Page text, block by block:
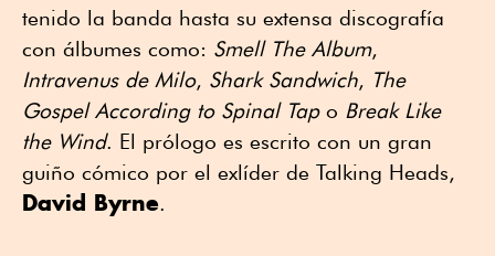
tenido la banda hasta su extensa discografía
con álbumes como: Smell The Album,
Intravenus de Milo, Shark Sandwich, The
Gospel According to Spinal Tapo Break Like
the Wind. El prólogo es escrito con un gran
guiño cómico por el exlíder de Talking Heads,
David Byrne.